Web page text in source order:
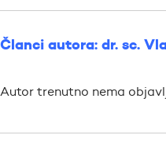
Članci autora: dr. sc.
Autor trenutno nema